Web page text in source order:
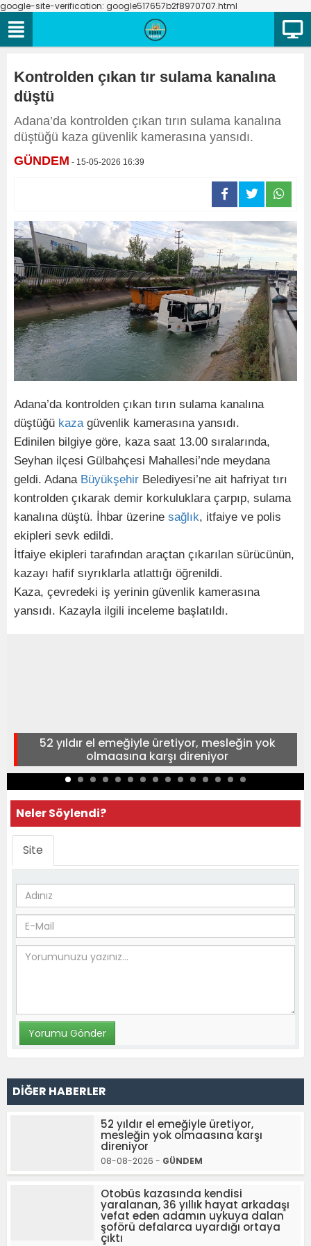
google-site-verification: google517657b2f8970707.html
Kontrolden çıkan tır sulama kanalına
düştü
Adana’da kontrolden çıkan tırın sulama kanalına
düştüğü kaza güvenlik kamerasına yansıdı.
GÜNDEM - 15-05-2026 16:39
Adana’da kontrolden çıkan tırın sulama kanalına
düştüğü kazagüvenlik kamerasına yansıdı.
Edinilen bilgiye göre, kaza saat 13.00 sıralarında,
Seyhan ilçesi Gülbahçesi Mahallesi’nde meydana
geldi. Adana Büyükşehir Belediyesi’ne ait hafriyat tırı
kontrolden çıkarak demir korkuluklara çarpıp, sulama
kanalına düştü. İhbar üzerine sağlık, itfaiye ve polis
ekipleri sevk edildi.
İtfaiye ekipleri tarafından araçtan çıkarılan sürücünün,
kazayı hafif sıyrıklarla atlattığı öğrenildi.
Kaza, çevredeki iş yerinin güvenlik kamerasına
yansıdı. Kazayla ilgili inceleme başlatıldı.
52 yıldır el emeğiyle üretiyor, mesleğin yok
olmaasına karşı direniyor
Neler Söylendi?
Site
DİĞER HABERLER
52 yıldır el emeğiyle üretiyor,
mesleğin yok olmaasına karşı
direniyor
08-08-2026 - GÜNDEM
Otobüs kazasında kendisi
yaralanan, 36 yıllık hayat arkadaşı
vefat eden adamın uykuya dalan
şoförü defalarca uyardığı ortaya
çıktı